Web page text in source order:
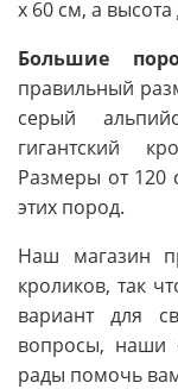
х 60 см, а
Большие
правильный
серый
гигантский
Размеры от
этих пород.
Наш магазин
кроликов, так
вариант для
вопросы, наши
рады помочь